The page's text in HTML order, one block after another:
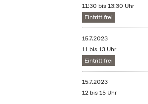
11:30 bis 13:30 Uhr
Eintritt frei
15.7.2023
11 bis 13 Uhr
Eintritt frei
15.7.2023
12 bis 15 Uhr